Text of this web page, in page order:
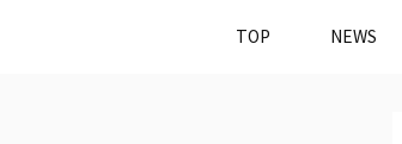
TOP NEWS